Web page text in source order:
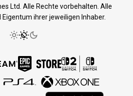
Ltd. Alle Rechte vorbehalten. Alle
ihrer jeweiligen Inhaber.